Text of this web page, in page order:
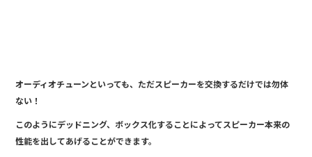
オーディオチューンといっても、ただスピーカーを交換するだけでは勿体
ない！
このようにデッドニング、ボックス化することによってスピーカー本来の
性能を出してあげることができます。